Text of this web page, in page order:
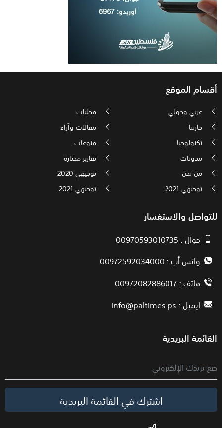
أقسام الموقع
عربي ودولي
محليات
حارتنا
مقالات وآراء
تكنولوجيا
منوعات
مدونات
تقارير مختارة
من نحن
توجيهي 2020
توجيهي 2021
توجيهي 2021
للتواصل والاستفسار
جوال : 00970593010735
واتس أب : 00972592034000
هاتف : 00972082886017
ايميل :info@paltimes.ps
القائمة البريدية
اشترك في القائمة البريدية